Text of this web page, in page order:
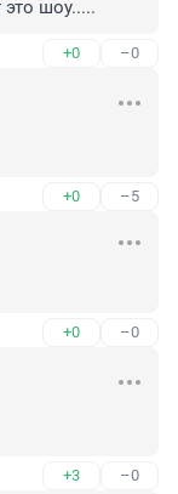
шоу.....
+0 –0
+0 –5
+0 –0
+3 –0